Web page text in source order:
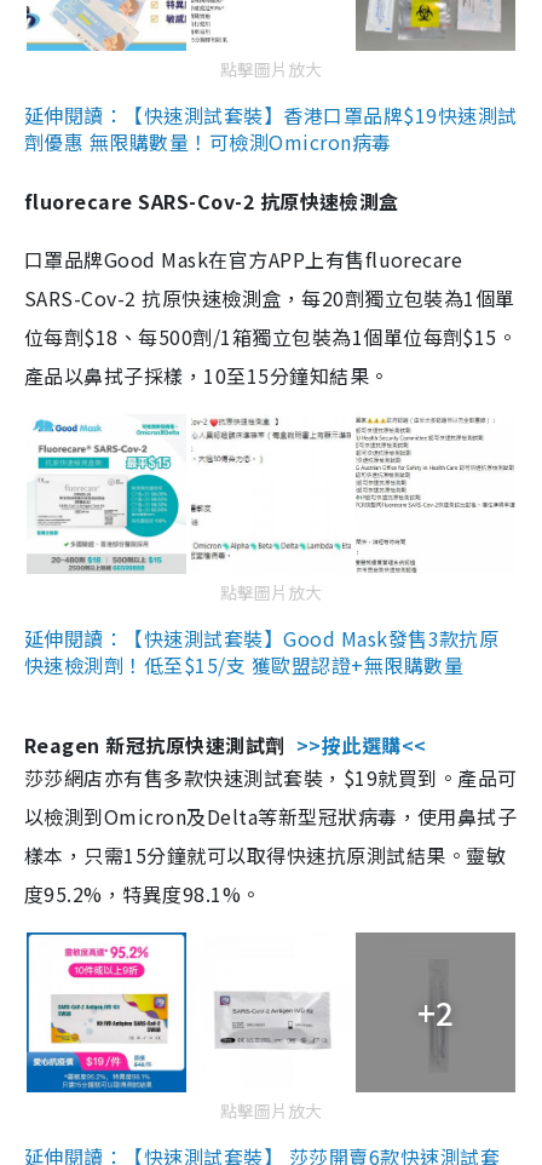
點擊圖片放大
延伸閱讀：【快速測試套裝】香港口罩品牌$19快速測試
劑優惠 無限購數量！可檢測Omicron病毒
fluorecare SARS-Cov-2 抗原快速檢測盒
口罩品牌Good Mask在官方APP上有售fluorecare
SARS-Cov-2 抗原快速檢測盒，每20劑獨立包裝為1個單
位每劑$18、每500劑/1箱獨立包裝為1個單位每劑$15。
產品以鼻拭子採樣，10至15分鐘知結果。
點擊圖片放大
延伸閱讀：【快速測試套裝】Good Mask發售3款抗原
快速檢測劑！低至$15/支 獲歐盟認證+無限購數量
Reagen 新冠抗原快速測試劑 >>按此選購<<
莎莎網店亦有售多款快速測試套裝，$19就買到。產品可
以檢測到Omicron及Delta等新型冠狀病毒，使用鼻拭子
樣本，只需15分鐘就可以取得快速抗原測試結果。靈敏
度95.2%，特異度98.1%。
+2
點擊圖片放大
延伸閱讀：【快速測試套裝】 莎莎開賣6款快速測試套